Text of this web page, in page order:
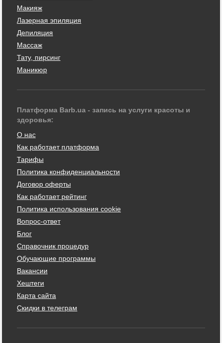
Макияж
Лазерная эпиляция
Депиляция
Массаж
Тату, пирсинг
Маникюр
Платформа Barb.ua - запись на услуги красоты и
здоровья:
О нас
Как работает платформа
Тарифы
Политика конфиденциальности
Договор оферты
Как работает рейтинг
Политика использования cookie
Вопрос-ответ
Блог
Справочник процедур
Обучающие программы
Вакансии
Хештеги
Карта сайта
Скидки в телеграм